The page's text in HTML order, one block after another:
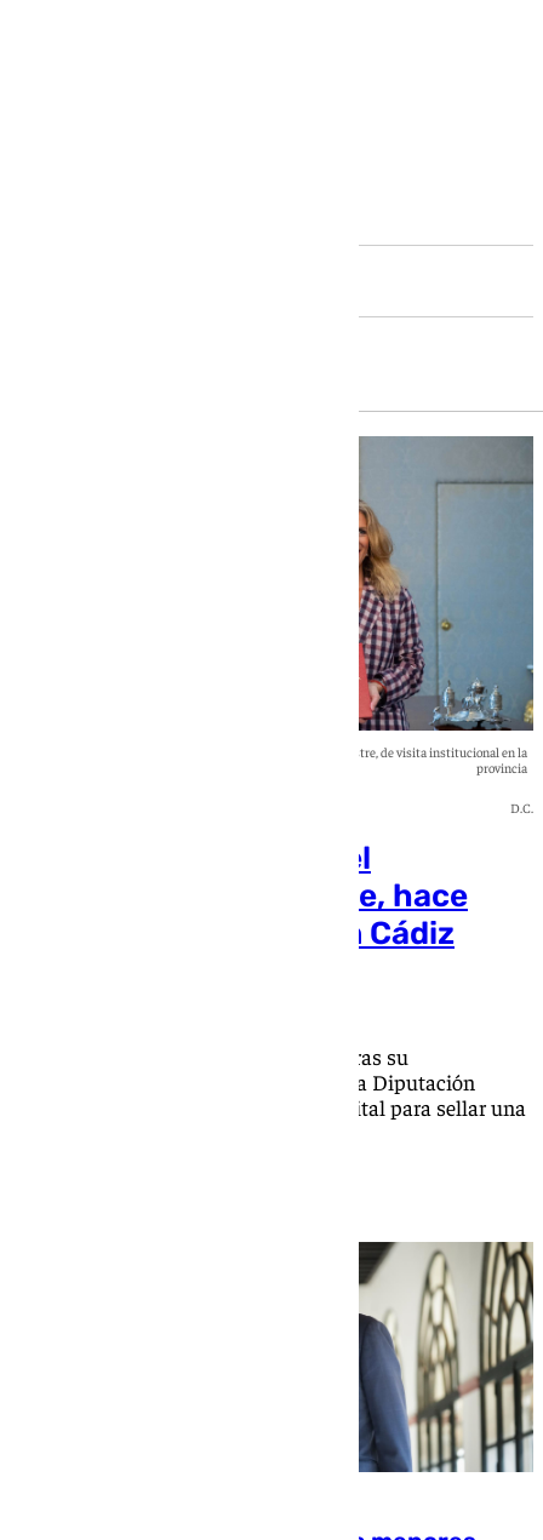
La presidenta del Parlamento andaluz, la gaditana Ana Mestre, de visita institucional en la
provincia
D.C.
La nueva presidenta del
Parlamento, Ana Mestre, hace
parada institucional en Cádiz
Ana Mestre estrena su agenda oficial tras su
nombramiento con una doble visita a la Diputación
Provincial y al Ayuntamiento de la capital para sellar una